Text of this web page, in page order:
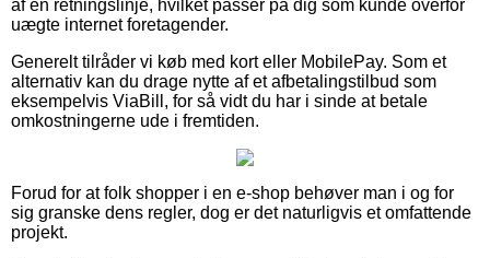
af en retningslinje, hvilket passer på dig som kunde overfor
uægte internet foretagender.
Generelt tilråder vi køb med kort eller MobilePay. Som et
alternativ kan du drage nytte af et afbetalingstilbud som
eksempelvis ViaBill, for så vidt du har i sinde at betale
omkostningerne ude i fremtiden.
Forud for at folk shopper i en e-shop behøver man i og for
sig granske dens regler, dog er det naturligvis et omfattende
projekt.